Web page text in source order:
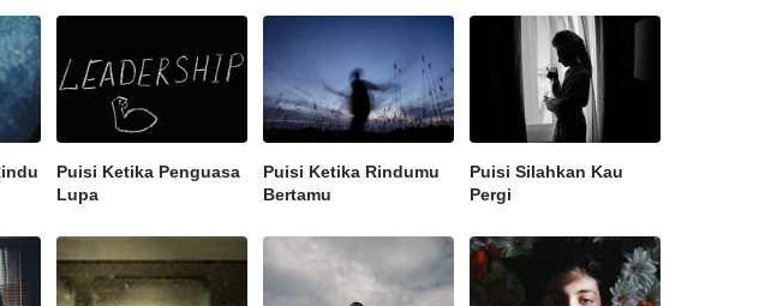
Puisi Ketika Penguasa
Lupa
Puisi Ketika Rindumu
Bertamu
Puisi Silahkan Kau
Pergi